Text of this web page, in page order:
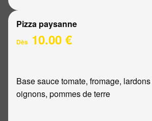
Pizza paysanne
Dès 10.00 €
Base sauce tomate, fromage,
oignons, pommes de terre